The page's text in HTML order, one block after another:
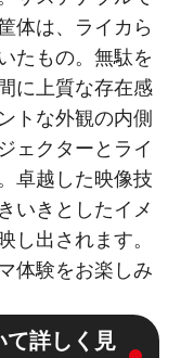
体は、ライカら
たもの。無駄を
に上質な存在感
トな外観の内側
ェクターとライ
卓越した映像技
いきとしたイメ
し出されます。
体験をお楽しみ
て詳しく見